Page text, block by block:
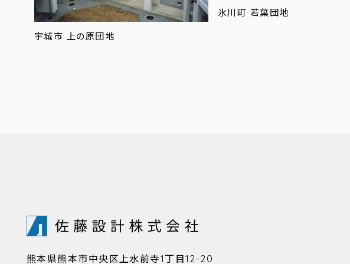
宇城市 上の原団地
氷川町 若葉団地
熊本県熊本市中央区上水前寺1丁目12-20